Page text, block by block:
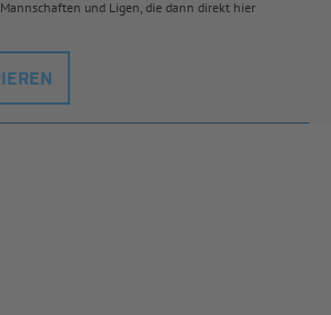
und Ligen, die dann direkt hier